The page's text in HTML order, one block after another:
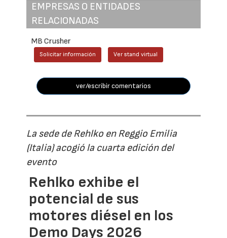
EMPRESAS O ENTIDADES
RELACIONADAS
MB Crusher
Solicitar información Ver stand virtual
ver/escribir comentarios
La sede de Rehlko en Reggio Emilia
(Italia) acogió la cuarta edición del
evento
Rehlko exhibe el
potencial de sus
motores diésel en los
Demo Days 2026